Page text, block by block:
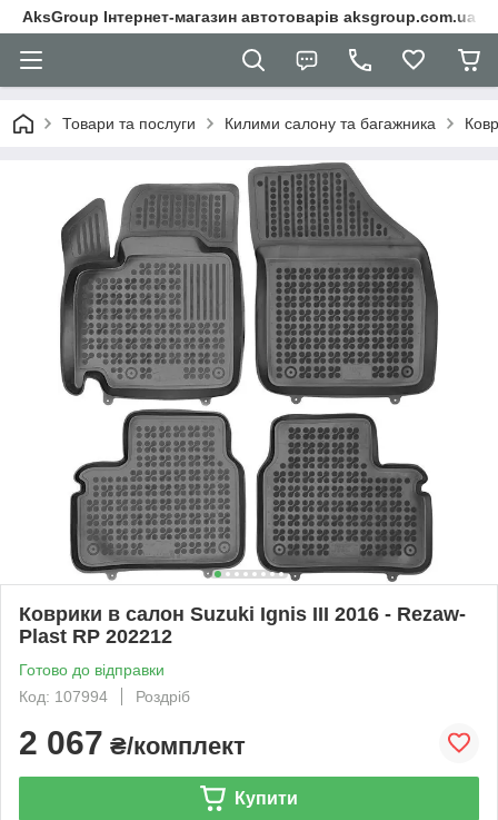
AksGroup Інтернет-магазин автотоварів aksgroup.com.ua
Товари та послуги Килими салону та багажника
Коврики в салон Suzuki Ignis III 2016 - Rezaw-
Plast RP 202212
Готово до відправки
Код: 107994
Роздріб
2 067 ₴/комплект
Купити